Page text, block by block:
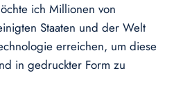
ich Millionen von
Staaten und der Welt
erreichen, um diese
in gedruckter Form zu